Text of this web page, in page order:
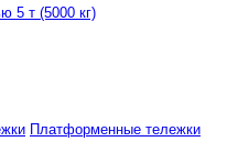
5 т (5000 кг)
Платформенные тележки